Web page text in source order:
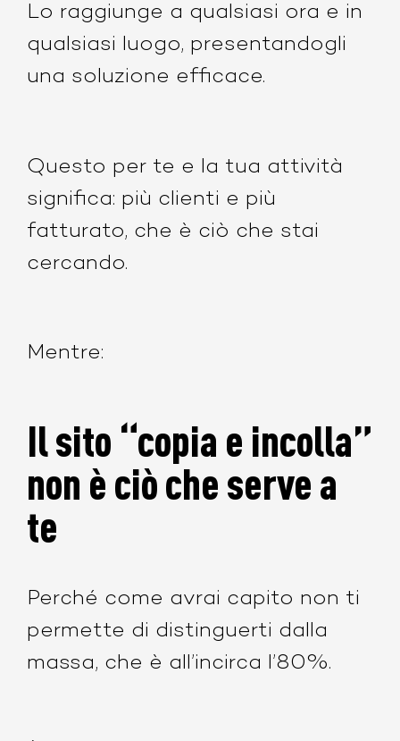
Lo raggiunge a qualsiasi ora e in
qualsiasi luogo, presentandogli
una soluzione efficace.
Questo per te e la tua attività
significa: più clienti e più
fatturato, che è ciò che stai
cercando.
Mentre:
Il sito “copia e incolla”
non è ciò che serve a
te
Perché come avrai capito non ti
permette di distinguerti dalla
massa, che è all’incirca l’80%.